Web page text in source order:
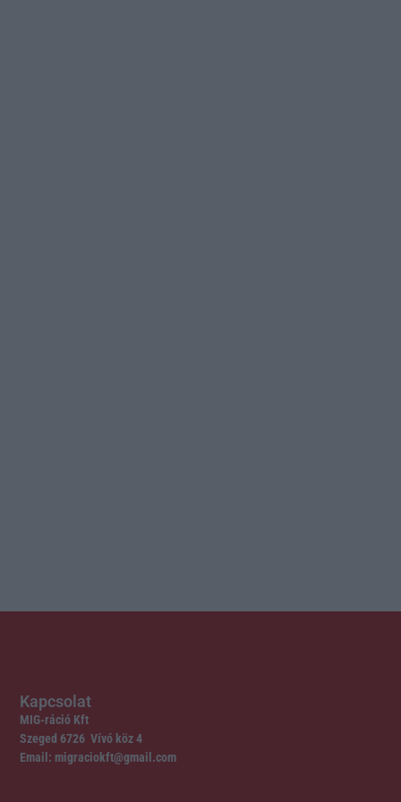
Kapcsolat
MIG-ráció Kft
Szeged 6726 Vívó köz 4
Email: migraciokft@gmail.com